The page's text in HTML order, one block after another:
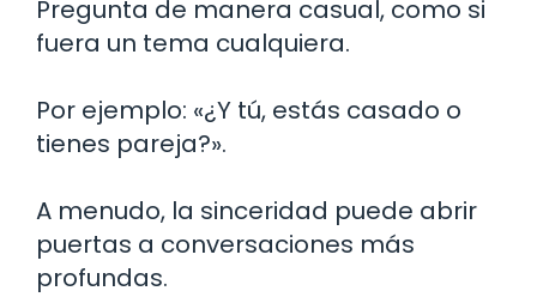
Pregunta de manera casual, como si
fuera un tema cualquiera.
Por ejemplo: «¿Y tú, estás casado o
tienes pareja?».
A menudo, la sinceridad puede abrir
puertas a conversaciones más
profundas.